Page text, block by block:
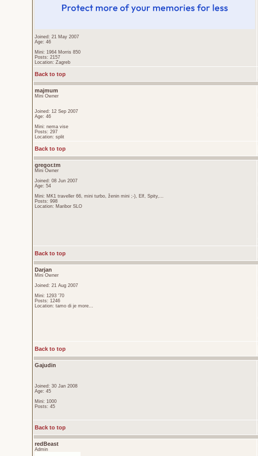
Joined: 21 May 2007
Age: 46
Mini: 1964 Morris 850
Posts: 2157
Location: Zagreb
Back to top
majmum
Mini Owner
Joined: 12 Sep 2007
Age: 46
Mini: nema vise
Posts: 297
Location: split
Back to top
gregor.tm
Mini Owner
Joined: 08 Jun 2007
Age: 54
Mini: MK1 traveller 66, mini turbo, ženin mini ;-), Elf, Spity,...
Posts: 998
Location: Maribor SLO
Back to top
Darjan
Mini Owner
Joined: 21 Aug 2007
Mini: 1293 '70
Posts: 1246
Location: tamo di je more...
Back to top
Gajudin
Joined: 30 Jan 2008
Age: 45
Mini: 1000
Posts: 45
Back to top
redBeast
Admin